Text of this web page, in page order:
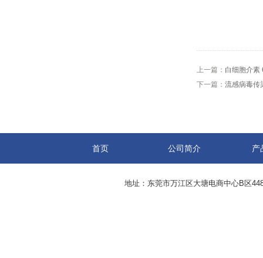
上一篇： 白细胞介素
下一篇： 流感病毒传
首页 公司简介 产
地址：东莞市万江区大塘电商中心B区